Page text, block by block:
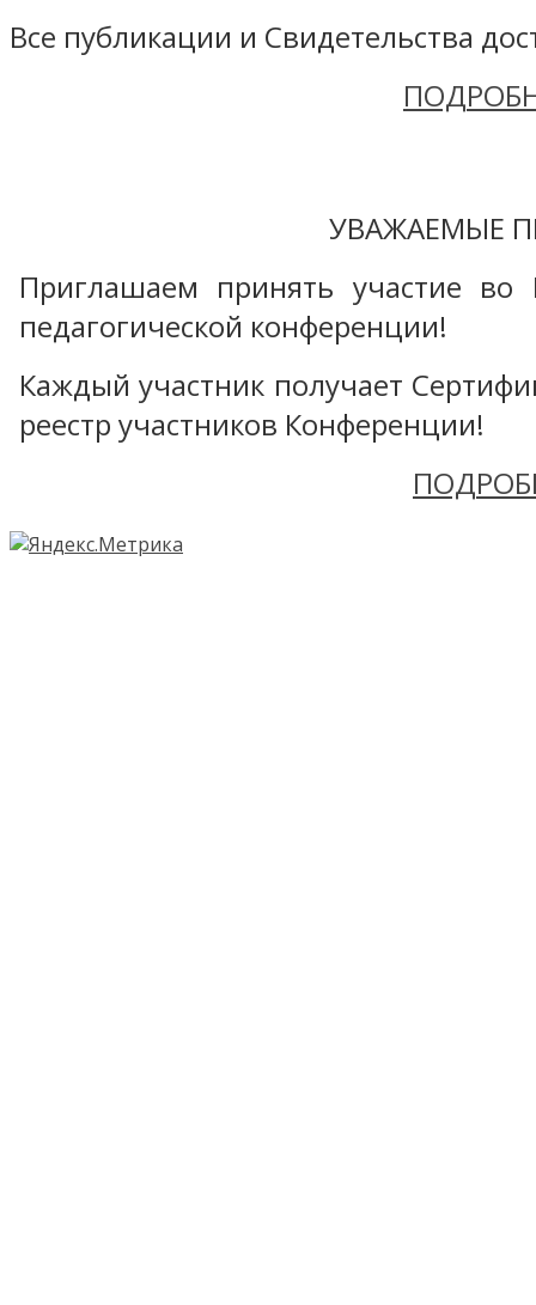
Все публикации и Свидетельства
УВАЖАЕМЫЕ
Приглашаем принять участие во
педагогической конференции!
Каждый участник получает
реестр участников Конференции!